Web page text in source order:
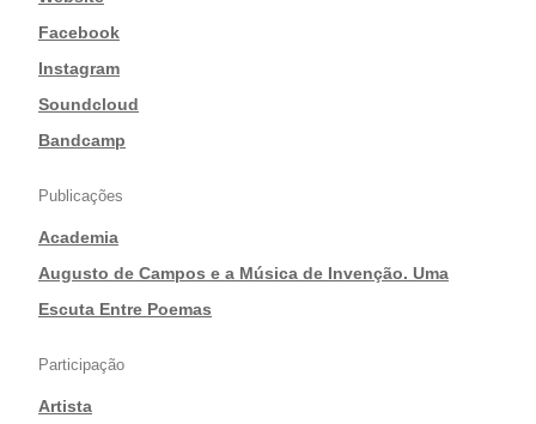
|Facebook
|Instagram
|Soundcloud
|Bandcamp
Publicações
Academia
|Augusto de Campos e a Música de Invenção. Uma
Escuta Entre Poemas
Participação
Artista